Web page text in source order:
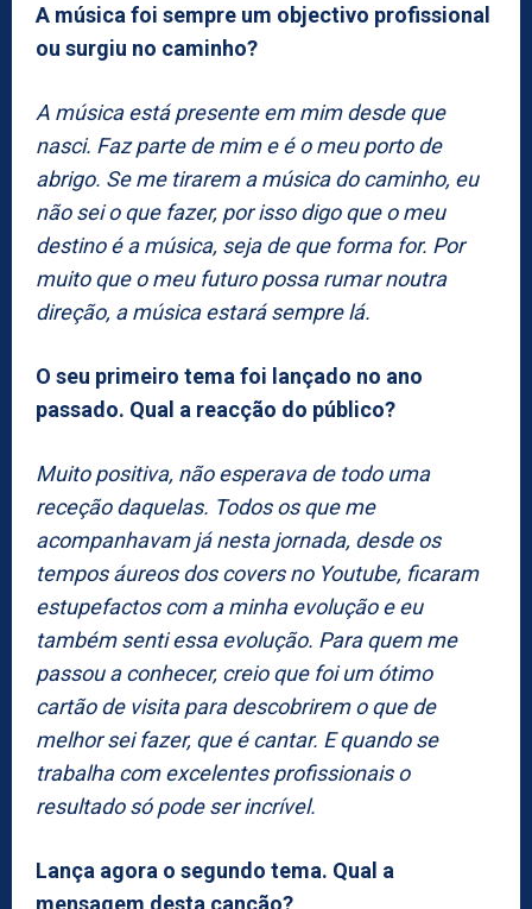
A música foi sempre um objectivo profissional
ou surgiu no caminho?
A música está presente em mim desde que
nasci. Faz parte de mim e é o meu porto de
abrigo. Se me tirarem a música do caminho, eu
não sei o que fazer, por isso digo que o meu
destino é a música, seja de que forma for. Por
muito que o meu futuro possa rumar noutra
direção, a música estará sempre lá.
O seu primeiro tema foi lançado no ano
passado. Qual a reacção do público?
Muito positiva, não esperava de todo uma
receção daquelas. Todos os que me
acompanhavam já nesta jornada, desde os
tempos áureos dos covers no Youtube, ficaram
estupefactos com a minha evolução e eu
também senti essa evolução. Para quem me
passou a conhecer, creio que foi um ótimo
cartão de visita para descobrirem o que de
melhor sei fazer, que é cantar. E quando se
trabalha com excelentes profissionais o
resultado só pode ser incrível.
Lança agora o segundo tema. Qual a
mensagem desta canção?